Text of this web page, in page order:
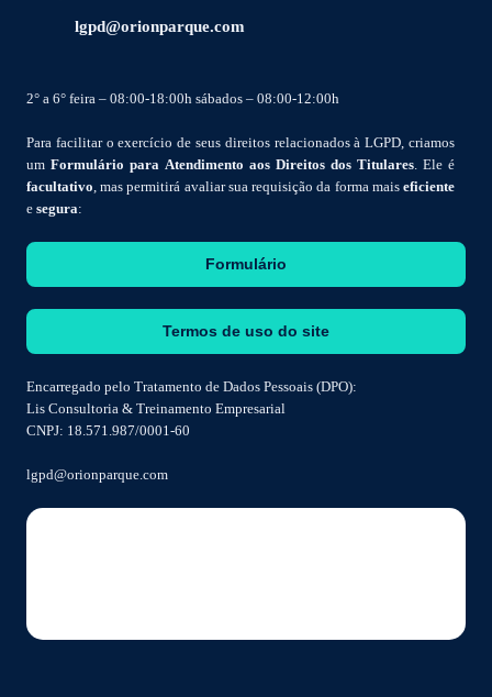
lgpd@orionparque.com
2° a 6° feira – 08:00-18:00h sábados – 08:00-12:00h
Para facilitar o exercício de seus direitos relacionados à LGPD, criamos
um Formulário para Atendimento aos Direitos dos Titulares . Ele é
facultativo , mas permitirá avaliar sua requisição da forma mais eficiente
e segura:
Formulário
Termos de uso do site
Encarregado pelo Tratamento de Dados Pessoais (DPO):
Lis Consultoria & Treinamento Empresarial
CNPJ: 18.571.987/0001-60
lgpd@orionparque.com